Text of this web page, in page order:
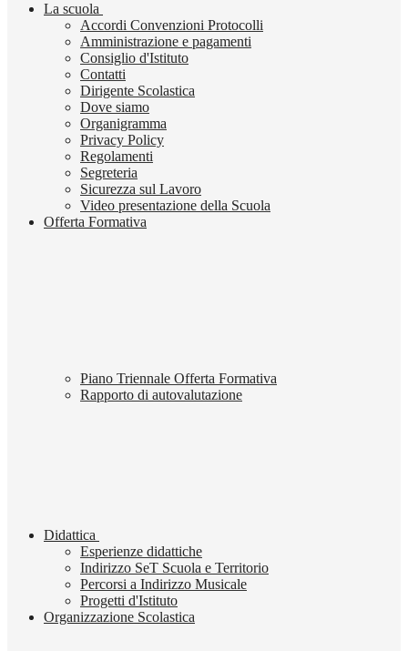
La scuola
Accordi Convenzioni Protocolli
Amministrazione e pagamenti
Consiglio d'Istituto
Contatti
Dirigente Scolastica
Dove siamo
Organigramma
Privacy Policy
Regolamenti
Segreteria
Sicurezza sul Lavoro
Video presentazione della Scuola
Offerta Formativa
Piano Triennale Offerta Formativa
Rapporto di autovalutazione
Didattica
Esperienze didattiche
Indirizzo SeT Scuola e Territorio
Percorsi a Indirizzo Musicale
Progetti d'Istituto
Organizzazione Scolastica